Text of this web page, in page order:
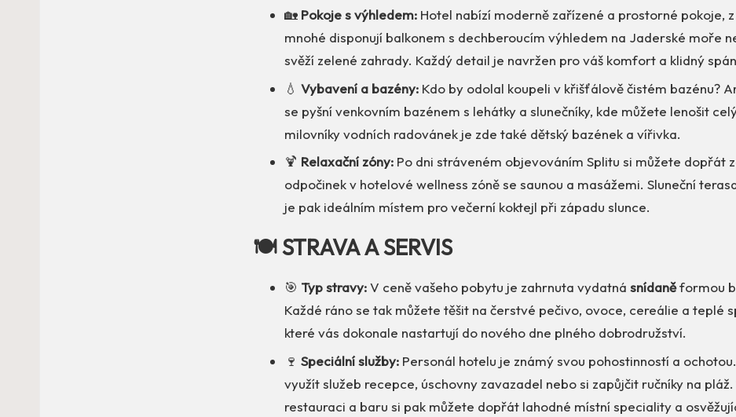
🏡 Pokoje s výhledem: Hotel nabízí moderně zařízené a prostorné pokoje, z
mnohé disponují balkonem s dechberoucím výhledem na Jaderské moře
svěží zelené zahrady. Každý detail je navržen pro váš komfort a klidný
💧 Vybavení a bazény: Kdo by odolal koupeli v křišťálově čistém bazénu?
se pyšní venkovním bazénem s lehátky a slunečníky, kde můžete lenošit
milovníky vodních radovánek je zde také dětský bazének a vířivka.
🍹 Relaxační zóny: Po dni stráveném objevováním Splitu si můžete dopřát
odpočinek v hotelové wellness zóně se saunou a masážemi. Sluneční
je pak ideálním místem pro večerní koktejl při západu slunce.
🍽️ STRAVA A SERVIS
🎯 Typ stravy:V ceně vašeho pobytu je zahrnuta vydatná snídaněformou
Každé ráno se tak můžete těšit na čerstvé pečivo, ovoce, cereálie a teplé
které vás dokonale nastartují do nového dne plného dobrodružství.
🍷 Speciální služby: Personál hotelu je známý svou pohostinností a
využít služeb recepce, úschovny zavazadel nebo si zapůjčit ručníky na
restauraci a baru si pak můžete dopřát lahodné místní speciality a